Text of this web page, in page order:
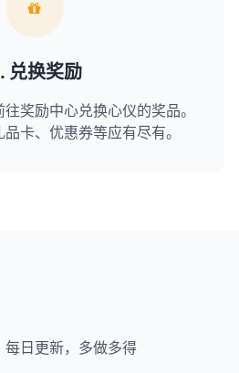
兑换奖励
奖励中心兑换心仪的奖品。
卡、优惠券等应有尽有。
日更新，多做多得